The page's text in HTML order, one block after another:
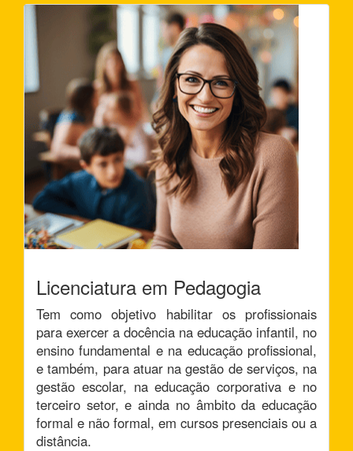
Licenciatura em Pedagogia
Tem como objetivo habilitar os profissionais
para exercer a docência na educação infantil, no
ensino fundamental e na educação profissional,
e também, para atuar na gestão de serviços, na
gestão escolar, na educação corporativa e no
terceiro setor, e ainda no âmbito da educação
formal e não formal, em cursos presenciais ou a
distância.